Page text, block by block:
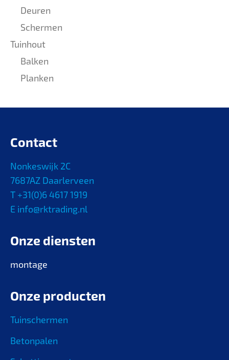
Deuren
Schermen
Tuinhout
Balken
Planken
Contact
Nonkeswijk 2C
7687AZ Daarlerveen
T +31(0)6 4617 1919
E info@rktrading.nl
Onze diensten
montage
Onze producten
Tuinschermen
Betonpalen